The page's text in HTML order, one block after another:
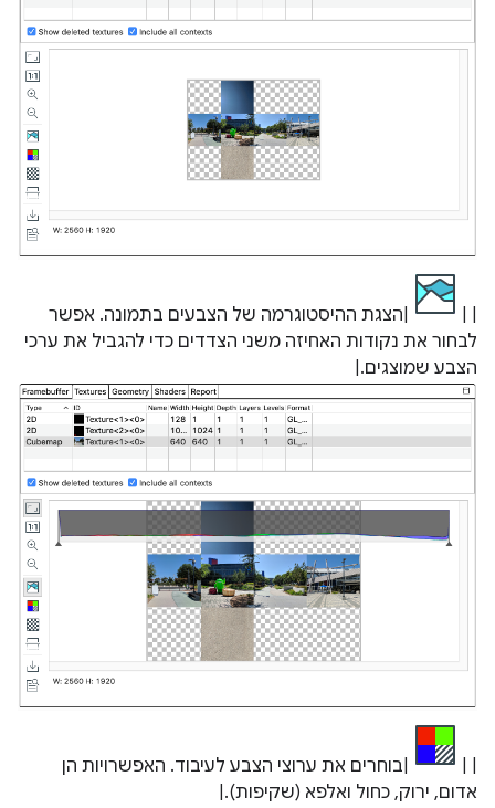
|הצגת ההיסטוגרמה של הצבעים בתמונה. אפשר
לבחור את נקודות האחיזה משני הצדדים כדי להגביל את ערכי
הצבע שמוצגים.|
|בוחרים את ערוצי הצבע לעיבוד. האפשרויות הן
אדום, ירוק, כחול ואלפא (שקיפות).|